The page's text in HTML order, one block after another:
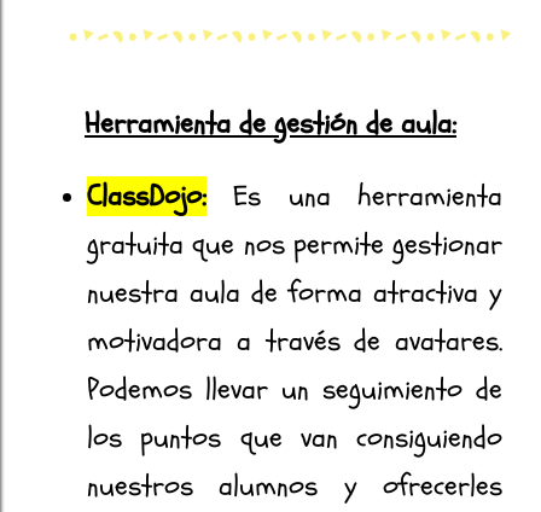
Herramienta de gestión de aula:
ClassDojo:Es una herramienta
gratuita que nos permite gestionar
nuestra aula de forma atractiva y
motivadora a través de avatares.
Podemos llevar un seguimiento de
los puntos que van consiguiendo
nuestros alumnos y ofrecerles